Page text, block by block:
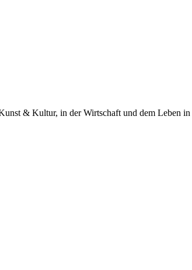
& Kultur, in der Wirtschaft und dem Leben in